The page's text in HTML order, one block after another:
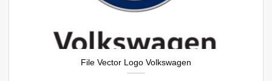
File Vector Logo Volkswagen